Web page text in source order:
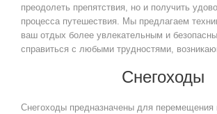
преодолеть препятствия, но и получить
процесса путешествия. Мы предлагаем
ваш отдых более увлекательным и
справиться с любыми трудностями,
Снегоходы
Снегоходы предназначены для